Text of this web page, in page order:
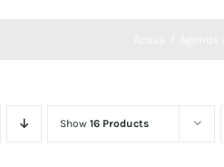
Show 16 Products